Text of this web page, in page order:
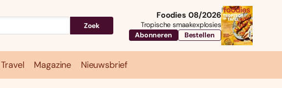
Zoek
Foodies 08/2026
Tropische smaakexplosies
Abonneren
Bestellen
Travel Magazine Nieuwsbrief